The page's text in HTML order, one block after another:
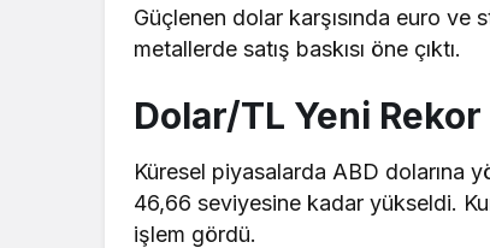
Güçlenen dolar karşısında euro ve
metallerde satış baskısı öne çıktı.
Dolar/TL Yeni
Küresel piyasalarda ABD dolarına
46,66 seviyesine kadar yükseldi.
işlem gördü.